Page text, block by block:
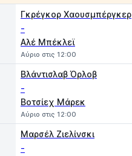
Γκρέγκορ Χαουσμπέργκερ
-
Αλέ Μπέκλεϊ
Αύριο στις 12:00
Βλάντισλαβ Όρλοβ
-
Βοτσίεχ Μάρεκ
Αύριο στις 12:00
Μαρσέλ Ζιελίνσκι
-